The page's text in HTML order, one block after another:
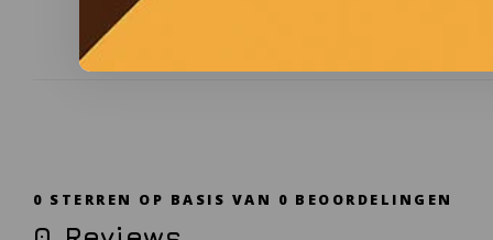
0 STERREN OP BASIS VAN 0 BEOORDELINGEN